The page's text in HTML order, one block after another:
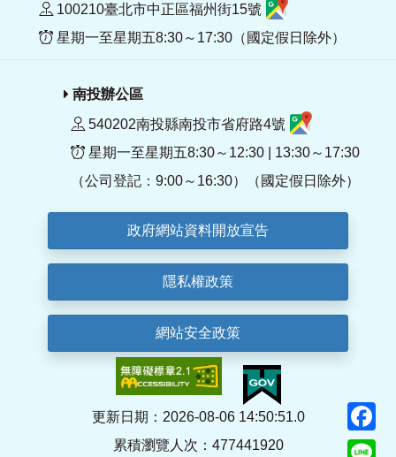
100210臺北市中正區福州街15號
星期一至星期五8:30～17:30（國定假日除外）
南投辦公區
540202南投縣南投市省府路4號
星期一至星期五8:30～12:30 | 13:30～17:30
（公司登記：9:00～16:30）（國定假日除外）
政府網站資料開放宣告
隱私權政策
網站安全政策
更新日期：2026-08-06 14:50:51.0
累積瀏覽人次：477441920